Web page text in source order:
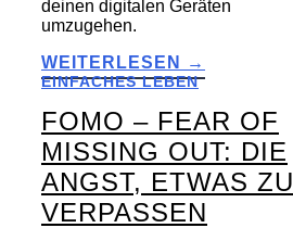
deinen digitalen Geräten
umzugehen.
WEITERLESEN →
EINFACHES LEBEN
FOMO – FEAR OF
MISSING OUT: DIE
ANGST, ETWAS ZU
VERPASSEN